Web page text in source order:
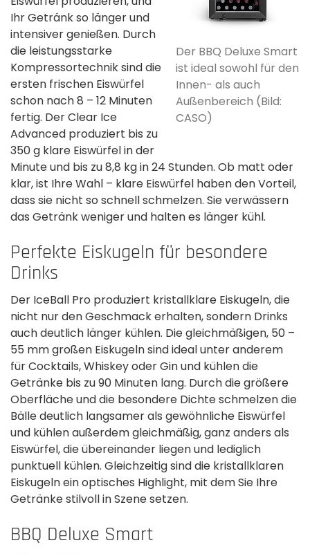
Der BBQ Deluxe Smart
ist ideal sowohl für den
Innen- als auch
Außenbereich (Bild:
CASO)
Ihr Getränk so länger und
intensiver genießen. Durch
die leistungsstarke
Kompressortechnik sind die
ersten frischen Eiswürfel
schon nach 8 – 12 Minuten
fertig. Der Clear Ice
Advanced produziert bis zu
350 g klare Eiswürfel in der
Minute und bis zu 8,8 kg in 24 Stunden. Ob matt oder
klar, ist Ihre Wahl – klare Eiswürfel haben den Vorteil,
dass sie nicht so schnell schmelzen. Sie verwässern
das Getränk weniger und halten es länger kühl.
Perfekte Eiskugeln für besondere
Drinks
Der IceBall Pro produziert kristallklare Eiskugeln, die
nicht nur den Geschmack erhalten, sondern Drinks
auch deutlich länger kühlen. Die gleichmäßigen, 50 –
55 mm großen Eiskugeln sind ideal unter anderem
für Cocktails, Whiskey oder Gin und kühlen die
Getränke bis zu 90 Minuten lang. Durch die größere
Oberfläche und die besondere Dichte schmelzen die
Bälle deutlich langsamer als gewöhnliche Eiswürfel
und kühlen außerdem gleichmäßig, ganz anders als
Eiswürfel, die übereinander liegen und lediglich
punktuell kühlen. Gleichzeitig sind die kristallklaren
Eiskugeln ein optisches Highlight, mit dem Sie Ihre
Getränke stilvoll in Szene setzen.
BBQ Deluxe Smart